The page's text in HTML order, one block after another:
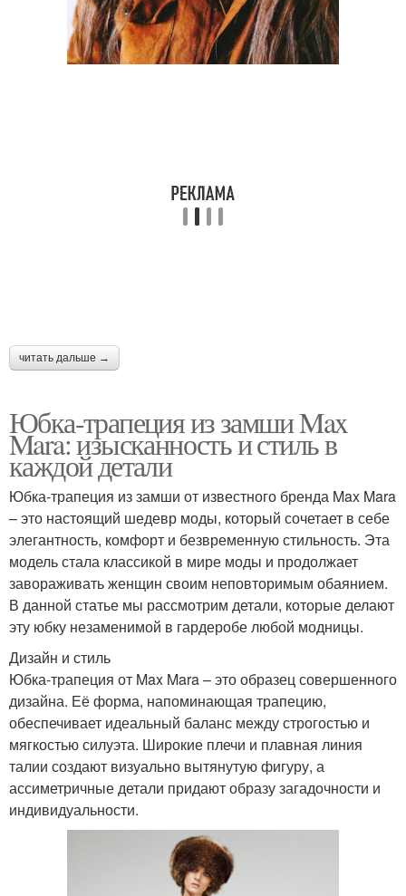
Дополнительные
советы
Советы для стильного
образа
читать дальше →
Юбка-трапеция из замши Max
Mara: изысканность и стиль в
каждой детали
Юбка-трапеция из замши от известного бренда Max Mara
– это настоящий шедевр моды, который сочетает в себе
элегантность, комфорт и безвременную стильность. Эта
модель стала классикой в мире моды и продолжает
завораживать женщин своим неповторимым обаянием.
В данной статье мы рассмотрим детали, которые делают
эту юбку незаменимой в гардеробе любой модницы.
Дизайн и стиль
Юбка-трапеция от Max Mara – это образец совершенного
дизайна. Её форма, напоминающая трапецию,
обеспечивает идеальный баланс между строгостью и
мягкостью силуэта. Широкие плечи и плавная линия
талии создают визуально вытянутую фигуру, а
ассиметричные детали придают образу загадочности и
индивидуальности.